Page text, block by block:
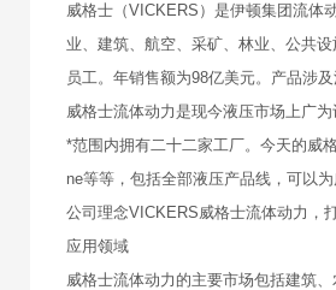
威格士（VICKERS）是伊顿集团流体
业、建筑、航空、采矿、林业、公共
员工。年销售额为98亿美元。产品涉
威格士流体动力是现今液压市场上广
*范围内拥有二十二家工厂。今天的威
ne等等，包括全部液压产品线，可以
公司理念VICKERS威格士流体动力，
应用领域
威格士流体动力的主要市场包括建筑